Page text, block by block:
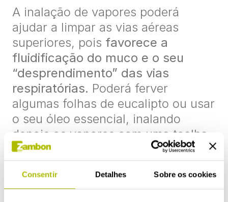
Consentir Detalhes Sobre os cookies
A inalação de vapores poderá
ajudar a limpar as vias aéreas
superiores, pois favorece a
fluidificação do muco e o seu
“desprendimento” das vias
respiratórias. Poderá ferver
algumas folhas de eucalipto ou usar
o seu óleo essencial, inalando
depois os vapores com uma toalha
sobre a cabeça. O alívio costuma
ser imediato e o seu efeito é
bastante reparador.